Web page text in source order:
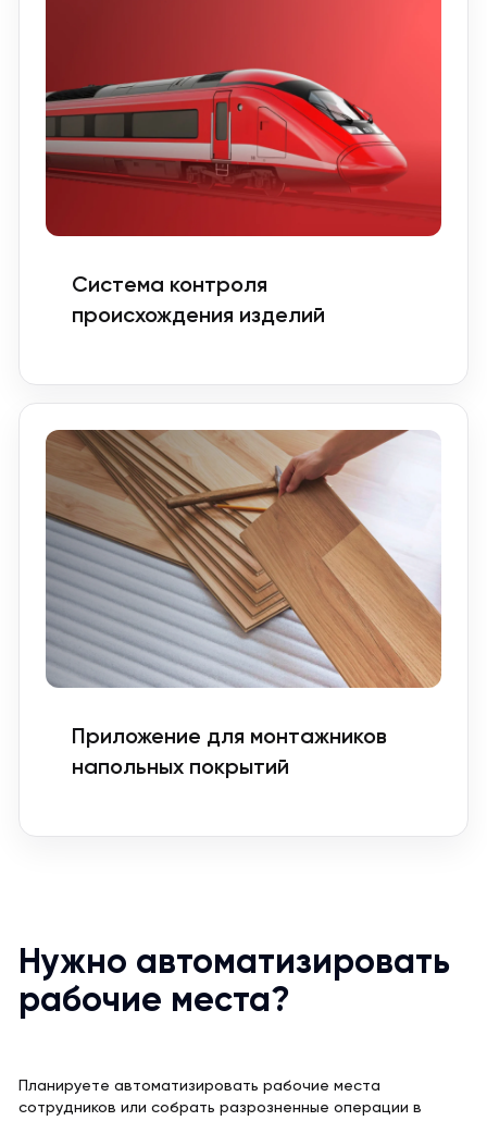
Система контроля
происхождения изделий
Приложение для монтажников
напольных покрытий
Нужно автоматизировать
рабочие места?
Планируете автоматизировать рабочие места
сотрудников или собрать разрозненные операции в